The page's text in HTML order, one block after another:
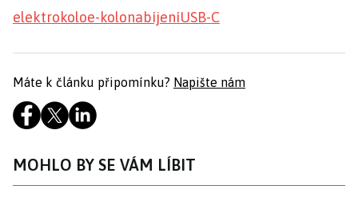
elektrokoloe-kolonabíjeníUSB-C
Máte k článku připomínku? Napište nám
MOHLO BY SE VÁM LÍBIT